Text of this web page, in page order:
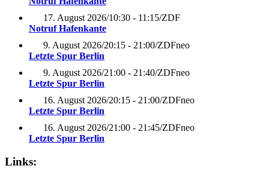
17. August 2026/10:30 - 11:15/ZDF
Notruf Hafenkante
9. August 2026/20:15 - 21:00/ZDFneo
Letzte Spur Berlin
9. August 2026/21:00 - 21:40/ZDFneo
Letzte Spur Berlin
16. August 2026/20:15 - 21:00/ZDFneo
Letzte Spur Berlin
16. August 2026/21:00 - 21:45/ZDFneo
Letzte Spur Berlin
Links: